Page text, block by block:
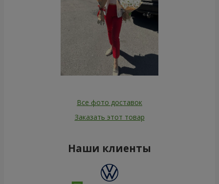
Все фото доставок
Заказать этот товар
Наши клиенты